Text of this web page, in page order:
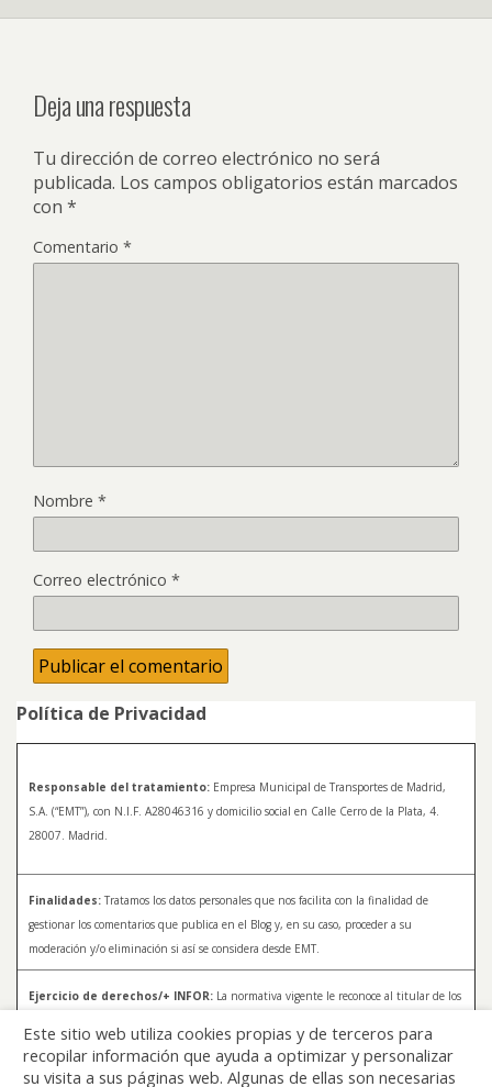
Deja una respuesta
Tu dirección de correo electrónico no será
publicada. Los campos obligatorios están marcados
con *
Comentario *
Nombre *
Correo electrónico *
Política de Privacidad
Responsable del tratamiento: Empresa Municipal de Transportes de Madrid,
S.A. (“EMT”), con N.I.F. A28046316 y domicilio social en Calle Cerro de la Plata, 4.
28007. Madrid.
Finalidades: Tratamos los datos personales que nos facilita con la finalidad de
gestionar los comentarios que publica en el Blog y, en su caso, proceder a su
moderación y/o eliminación si así se considera desde EMT.
Ejercicio de derechos/+ INFOR: La normativa vigente le reconoce al titular de los
rectificar y a solicitar la supresión de sus datos. Para más información sobre el
tratamiento de sus datos y la forma en que puede ejercer sus derechos, consulte la
Este sitio web utiliza cookies propias y de terceros para
recopilar información que ayuda a optimizar y personalizar
su visita a sus páginas web. Algunas de ellas son necesarias